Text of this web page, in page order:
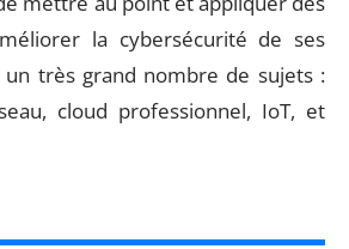
la cybersécurité de ses
un très grand nombre de sujets :
cloud professionnel, IoT, et